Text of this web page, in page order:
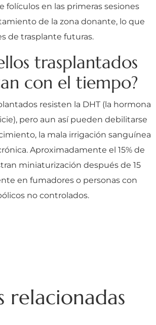
folículos en las primeras sesiones
de la zona donante, lo que
de trasplante futuras.
trasplantados
con el tiempo?
resisten la DHT (la hormona
pero aun así pueden debilitarse
la mala irrigación sanguínea
Aproximadamente el 15% de
miniaturización después de 15
en fumadores o personas con
no controlados.
relacionadas